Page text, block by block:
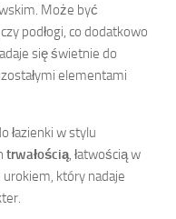
Może być
podłogi, co dodatkowo
się świetnie do
elementami
łazienki w stylu
trwałością, łatwością w
który nadaje